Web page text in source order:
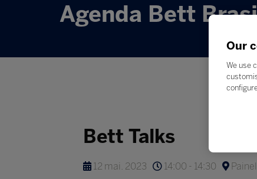
Agenda Bett
Bett Talks
12 mai. 2023 14:00 - 14:30
Our
We use